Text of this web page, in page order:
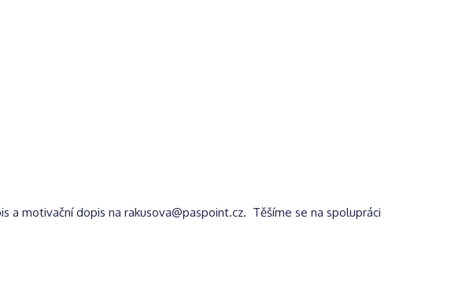
motivační dopis na rakusova@paspoint.cz. Těšíme se na spolupráci